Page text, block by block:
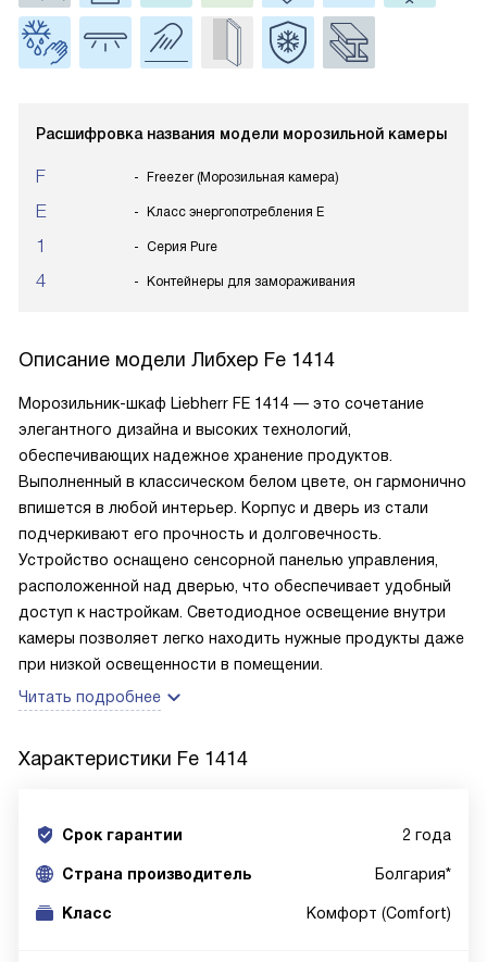
Расшифровка названия модели морозильной камеры
F Freezer (Морозильная камера)
E Класс энергопотребления E
1 Серия Pure
4 Контейнеры для замораживания
Описание модели Либхер Fe 1414
Морозильник-шкаф Liebherr FE 1414 — это сочетание
элегантного дизайна и высоких технологий,
обеспечивающих надежное хранение продуктов.
Выполненный в классическом белом цвете, он гармонично
впишется в любой интерьер. Корпус и дверь из стали
подчеркивают его прочность и долговечность.
Устройство оснащено сенсорной панелью управления,
расположенной над дверью, что обеспечивает удобный
доступ к настройкам. Светодиодное освещение внутри
камеры позволяет легко находить нужные продукты даже
при низкой освещенности в помещении.
Читать подробнее
Характеристики Fe 1414
Срок гарантии 2 года
Cтрана производитель Болгария*
Класс Комфорт (Comfort)